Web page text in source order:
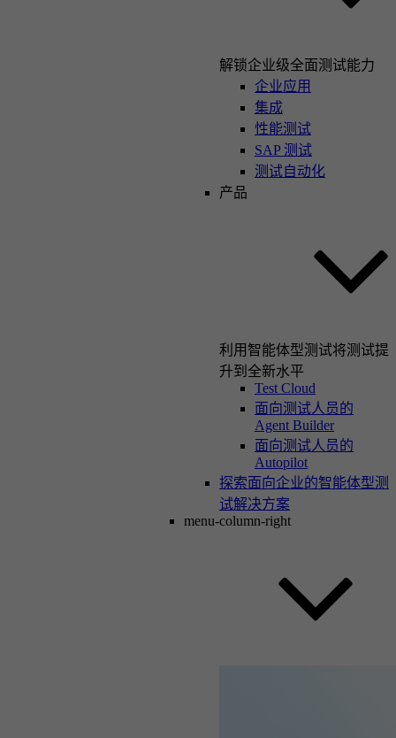
解锁企业级全面测试能力
企业应用
集成
性能测试
SAP 测试
测试自动化
产品
利用智能体型测试将测试提
升到全新水平
Test Cloud
面向测试人员的
Agent Builder
面向测试人员的
Autopilot
探索面向企业的智能体型测
试解决方案
menu-column-right